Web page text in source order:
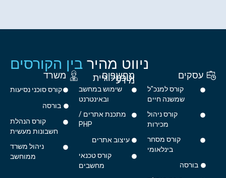
ניווט מהיר בין הקורסים
עסקים
קורס למנכ"ל
שמשנה חיים
קורס ניהול
מכירות
קורס מסחר
בינלאומי
בורסה
מחשבים
וטכנולוגיית
מידע
שימוש במחשב
ובאינטרנט
מתכנת אתרים /
PHP
עיצוב אתרים
קורס טכנאי
מחשבים
משרד
קורס סוכני נסיעות
בורסה
קורס הנהלת
חשבונות מעשית
ניהול משרד
ממוחשב